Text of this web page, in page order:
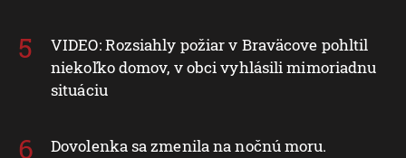
VIDEO: Rozsiahly požiar v Braväcove pohltil
niekoľko domov, v obci vyhlásili mimoriadnu
situáciu
Dovolenka sa zmenila na nočnú moru.